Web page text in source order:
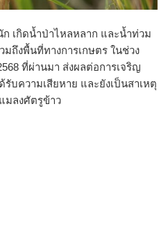
เกิดน้ำป่าไหลหลาก และน้ำท่วม
ถึงพื้นที่ทางการเกษตร ในช่วง
ที่ผ่านมา ส่งผลต่อการเจริญ
บความเสียหาย และยังเป็นสาเหตุ
มลงศัตรูข้าว